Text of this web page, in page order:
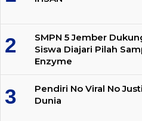
SMPN 5 Jember
Siswa Diajari Pilah
Enzyme
Pendiri No Viral No
Dunia